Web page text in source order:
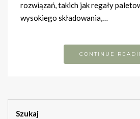
rozwiązań, takich jak regały
wysokiego składowania,…
CONTINUE
Szukaj